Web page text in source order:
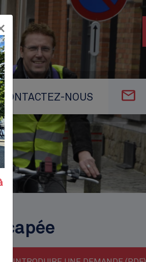
CONTACTEZ-NOUS